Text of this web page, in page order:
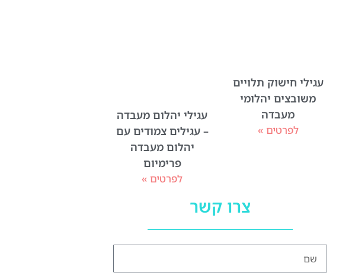
עגילי חישוק תלויים
משובצים יהלומי
מעבדה
לפרטים »
עגילי יהלום מעבדה
– עגילים צמודים עם
יהלום מעבדה
פרימיום
לפרטים »
צרו קשר